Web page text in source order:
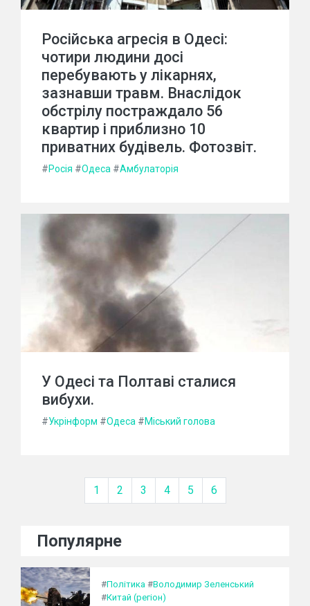
Російська агресія в Одесі:
чотири людини досі
перебувають у лікарнях,
зазнавши травм. Внаслідок
обстрілу постраждало 56
квартир і приблизно 10
приватних будівель. Фотозвіт.
#Росія #Одеса #Амбулаторія
У Одесі та Полтаві сталися
вибухи.
#Укрінформ #Одеса #Міський голова
1 2 3 4 5 6
Популярне
#Політика #Володимир Зеленський
#Китай (регіон)